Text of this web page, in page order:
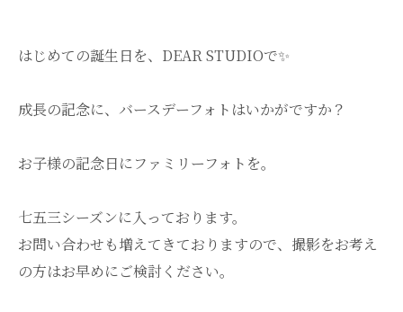
はじめての誕生日を、DEAR STUDIOで✨️
成長の記念に、バースデーフォトはいかがですか？
お子様の記念日にファミリーフォトを。
七五三シーズンに入っております。
お問い合わせも増えてきておりますので、撮影をお考え
の方はお早めにご検討ください。